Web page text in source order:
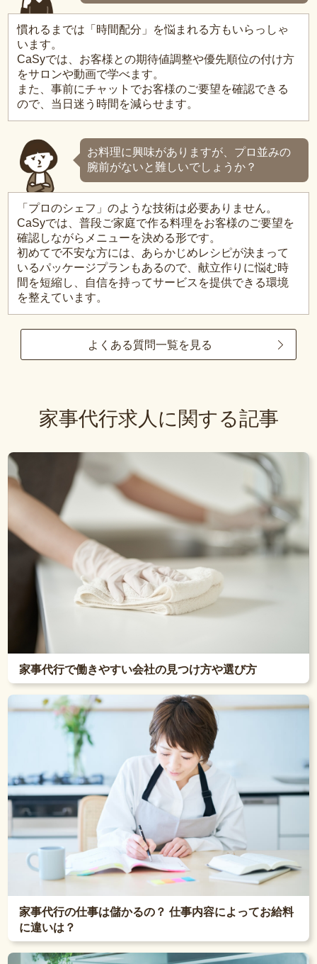
慣れるまでは「時間配分」を悩まれる方もいらっしゃ
います。
CaSyでは、お客様との期待値調整や優先順位の付け方
をサロンや動画で学べます。
また、事前にチャットでお客様のご要望を確認できる
ので、当日迷う時間を減らせます。
お料理に興味がありますが、プロ並みの
腕前がないと難しいでしょうか？
「プロのシェフ」のような技術は必要ありません。
CaSyでは、普段ご家庭で作る料理をお客様のご要望を
確認しながらメニューを決める形です。
初めてで不安な方には、あらかじめレシピが決まって
いるパッケージプランもあるので、献立作りに悩む時
間を短縮し、自信を持ってサービスを提供できる環境
を整えています。
よくある質問一覧を見る
家事代行求人に関する記事
家事代行で働きやすい会社の見つけ方や選び方
家事代行の仕事は儲かるの？ 仕事内容によってお給料
に違いは？